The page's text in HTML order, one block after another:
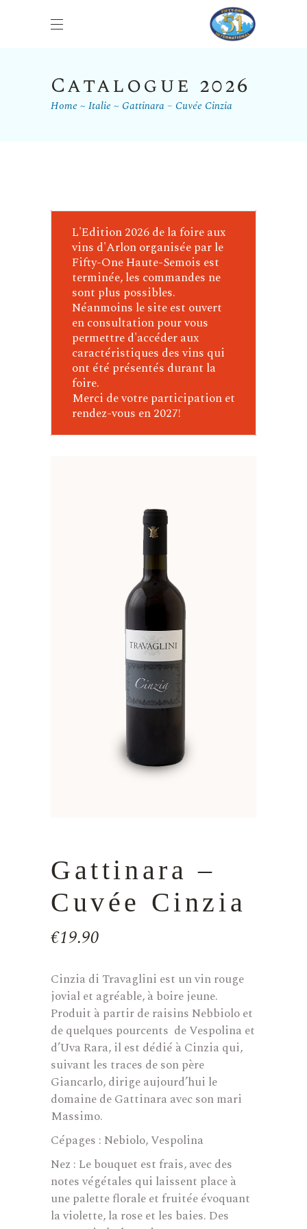
Catalogue 2026
Home Italie Gattinara – Cuvée Cinzia
L'Edition 2026 de la foire aux
vins d'Arlon organisée par le
Fifty-One Haute-Semois est
terminée, les commandes ne
sont plus possibles.
Néanmoins le site est ouvert
en consultation pour vous
permettre d'accéder aux
caractéristiques des vins qui
ont été présentés durant la
foire.
Merci de votre participation et
rendez-vous en 2027!
Gattinara –
Cuvée Cinzia
€19.90
Cinzia di Travaglini est un vin rouge
jovial et agréable, à boire jeune.
Produit à partir de raisins Nebbiolo et
de quelques pourcents de Vespolina et
d’Uva Rara, il est dédié à Cinzia qui,
suivant les traces de son père
Giancarlo, dirige aujourd’hui le
domaine de Gattinara avec son mari
Massimo.
Cépages : Nebiolo, Vespolina
Nez : Le bouquet est frais, avec des
notes végétales qui laissent place à
une palette florale et fruitée évoquant
la violette, la rose et les baies. Des